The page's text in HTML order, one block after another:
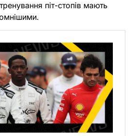
піт-стопів мають